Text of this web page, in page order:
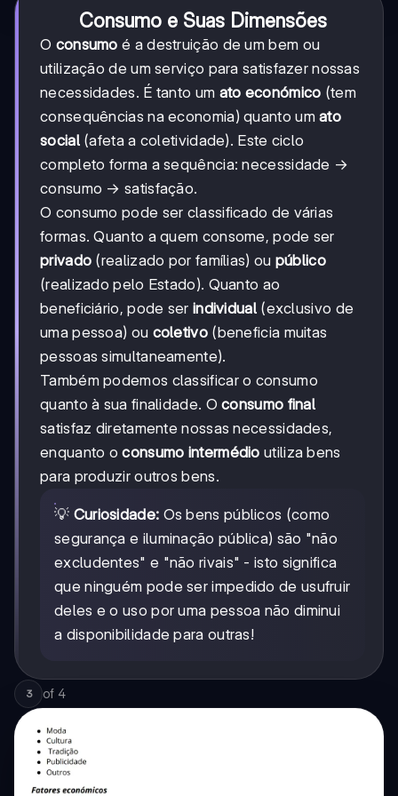
Consumo e Suas Dimensões
O consumo é a destruição de um bem ou
utilização de um serviço para satisfazer nossas
necessidades. É tanto um ato económico (tem
consequências na economia) quanto umato
social(afeta a coletividade). Este ciclo
completo forma a sequência: necessidade →
consumo → satisfação.
O consumo pode ser classificado de várias
formas. Quanto a quem consome, pode ser
privado (realizado por famílias) ou público
(realizado pelo Estado). Quanto ao
beneficiário, pode ser individual(exclusivo de
uma pessoa) ou coletivo(beneficia muitas
pessoas simultaneamente).
Também podemos classificar o consumo
quanto à sua finalidade. Oconsumo final
satisfaz diretamente nossas necessidades,
enquanto oconsumo intermédio utiliza bens
para produzir outros bens.
💡 Curiosidade: Os bens públicos (como
segurança e iluminação pública) são "não
excludentes" e "não rivais" - isto significa
que ninguém pode ser impedido de usufruir
deles e o uso por uma pessoa não diminui
a disponibilidade para outras!
3 of 4